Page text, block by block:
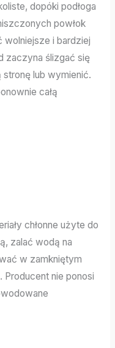
dopóki podłoga
powłok
i bardziej
zaczyna ślizgać się
stronę lub wymienić.
całą
chłonne użyte do
zalać wodą na
w zamkniętym
nie ponosi